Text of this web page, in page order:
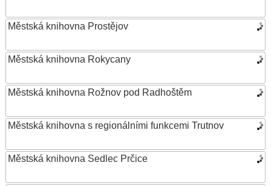
Městská knihovna Prostějov
Městská knihovna Rokycany
Městská knihovna Rožnov pod Radhoštěm
Městská knihovna s regionálními funkcemi Trutnov
Městská knihovna Sedlec Prčice